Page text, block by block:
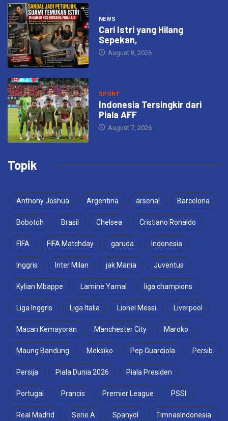
NEWS
Cari Istri yang Hilang
Sepekan,
August 8, 2026
SPORT
Indonesia Tersingkir dari
Piala AFF
August 7, 2026
Topik
Anthony Joshua Argentina arsenal Barcelona
Bobotoh Brasil Chelsea Cristiano Ronaldo
FIFA FIFA Matchday garuda Indonesia
Inggris Inter Milan jak Mania Juventus
Kylian Mbappe Lamine Yamal liga champions
Liga Inggris Liga Italia Lionel Messi Liverpool
Macan Kemayoran Manchester City Maroko
Maung Bandung Meksiko Pep Guardiola Persib
Persija Piala Dunia 2026 Piala Presiden
Portugal Prancis Premier League PSSI
Real Madrid Serie A Spanyol TimnasIndonesia